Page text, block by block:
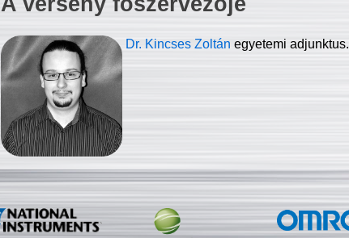
Dr. Kincses Zoltán egyetemi adjunktus.